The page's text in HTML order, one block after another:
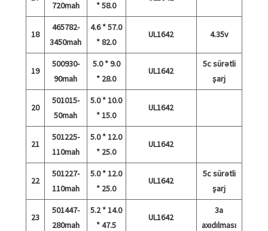
720mah * 58.0
18
465782-
3450mah
4.6 * 57.0
* 82.0
UL1642 4.35v
19
500930-
90mah
5.0 * 9.0
* 28.0
UL1642
5c sürətli
şarj
20
501015-
50mah
5.0 * 10.0
* 15.0
UL1642
21
501225-
110mah
5.0 * 12.0
* 25.0
UL1642
22
501227-
110mah
5.0 * 12.0
* 25.0
UL1642
5c sürətli
şarj
23
501447-
280mah
5.2 * 14.0
* 47.5
UL1642
3a
axıdılması